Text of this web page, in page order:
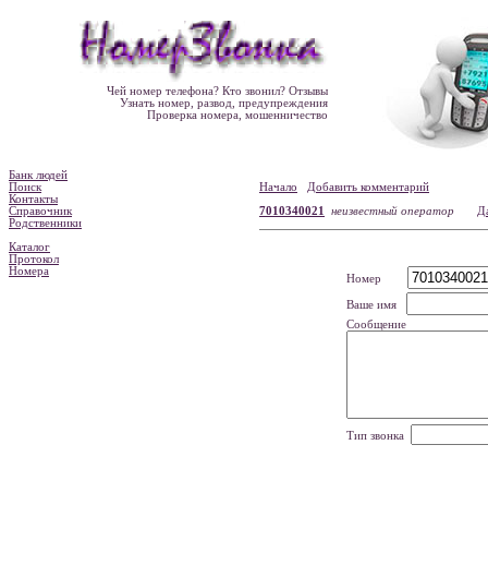
Чей номер телефона? Кто звонил? Отзывы
Узнать номер, развод, предупреждения
Проверка номера, мошенничество
Банк людей
Поиск
Контакты
Справочник
Родственники
Каталог
Протокол
Номера
Начало
Добавить комментарий
7010340021
неизвестный оператор
Номер
Ваше имя
Сообщение
Тип звонка